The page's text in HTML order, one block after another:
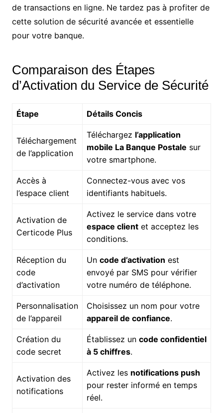
de transactions en ligne. Ne tardez pas à profiter de
cette solution de sécurité avancée et essentielle
pour votre banque.
Comparaison des Étapes
d’Activation du Service de Sécurité
Étape Détails Concis
Téléchargement
de l’application
Téléchargez l’application
mobile La Banque Postale sur
votre smartphone.
Accès à
l’espace client
Connectez-vous avec vos
identifiants habituels.
Activation de
Certicode Plus
Activez le service dans votre
espace clientet acceptez les
conditions.
Réception du
code
d’activation
Un code d’activation est
envoyé par SMS pour vérifier
votre numéro de téléphone.
Personnalisation
de l’appareil
Choisissez un nom pour votre
appareil de confiance.
Création du
code secret
Établissez un code confidentiel
à 5 chiffres.
Activation des
notifications
Activez les notifications push
pour rester informé en temps
réel.